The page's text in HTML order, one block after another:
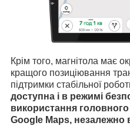
Крім того, магнітола має
кращого позиціювання
підтримки стабільної
доступна і в режимі
використання
Google Maps, незалежно